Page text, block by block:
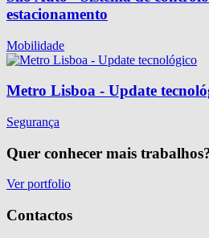
estacionamento
Mobilidade
Metro Lisboa - Update
Segurança
Quer conhecer mais
Ver portfolio
Contactos